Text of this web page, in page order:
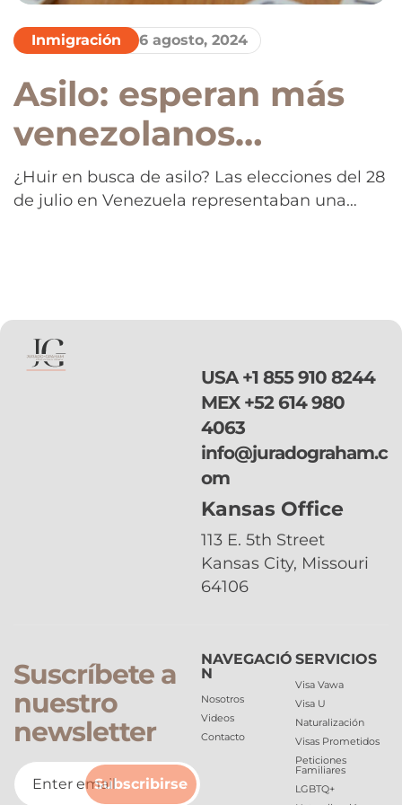
Inmigración 6 agosto, 2024
Asilo: esperan más
venezolanos
consecuencia de un
tercer mandato de
¿Huir en busca de asilo? Las elecciones del 28
de julio en Venezuela representaban una
desvanecieron cuando el Consejo Nacional
Electoral (CNE) declaró a Nicolás Maduro
como ganador para […]
USA +1 855 910 8244
MEX +52 614 980
4063
info@juradograham.c
om
Kansas Office
113 E. 5th Street
Kansas City, Missouri
64106
Suscríbete a
nuestro
newsletter
Subscribirse
NAVEGACIÓ
N
Nosotros
Videos
Contacto
SERVICIOS
Visa Vawa
Visa U
Naturalización
Visas Prometidos
Peticiones
Familiares
LGBTQ+